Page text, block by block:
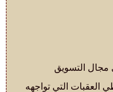
في مجال التسويق
العقبات التي تواجهه